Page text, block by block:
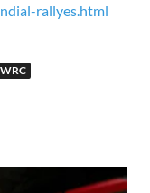
rallyes.html
WRC